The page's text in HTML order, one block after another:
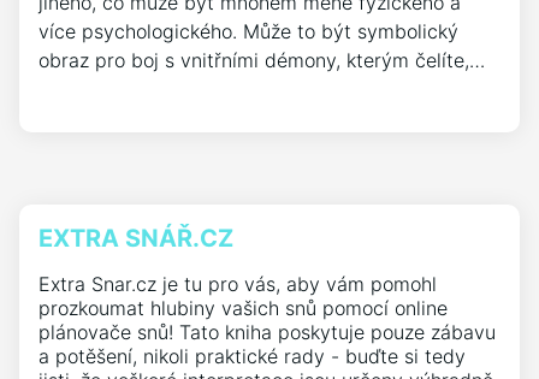
více psychologického. Může to být symbolický
obraz pro boj s vnitřními démony, kterým čelíte,…
EXTRA SNÁŘ.CZ
Extra Snar.cz je tu pro vás, aby vám pomohl
prozkoumat hlubiny vašich snů pomocí online
plánovače snů! Tato kniha poskytuje pouze zábavu
a potěšení, nikoli praktické rady - buďte si tedy